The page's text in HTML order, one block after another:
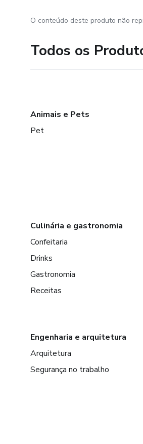
O conteúdo deste produto não
Todos os
Animais e Pets
Pet
Culinária e gastronomia
Confeitaria
Drinks
Gastronomia
Receitas
Engenharia e arquitetura
Arquitetura
Segurança no trabalho